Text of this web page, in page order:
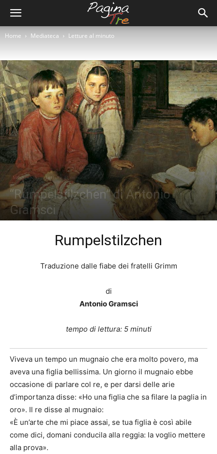
Home Mediateca Letture al minuto
Mediateca Letture al minuto
“Rumpelstilzchen” di Antonio
Gramsci
Rumpelstilzchen
Traduzione dalle fiabe dei fratelli Grimm
di
Antonio Gramsci
tempo di lettura: 5 minuti
Viveva un tempo un mugnaio che era molto povero, ma
aveva una figlia bellissima. Un giorno il mugnaio ebbe
occasione di parlare col re, e per darsi delle arie
d’importanza disse: «Ho una figlia che sa filare la paglia in
oro». Il re disse al mugnaio:
«È un’arte che mi piace assai, se tua figlia è così abile
come dici, domani conducila alla reggia: la voglio mettere
alla prova».